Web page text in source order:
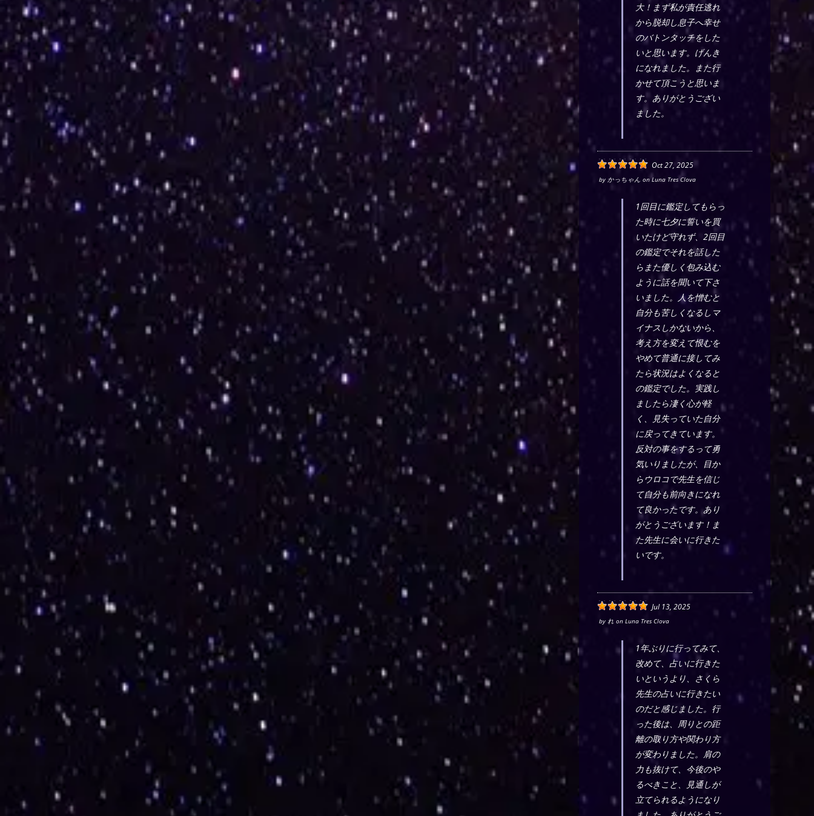
大！まず私が責任逃れ
から脱却し息子へ幸せ
のバトンタッチをした
いと思います。げんき
になれました。また行
かせて頂こうと思いま
す。ありがとうござい
ました。
Oct 27, 2025
by かっちゃん onLuna Tres Clova
1回目に鑑定してもらっ
た時に七夕に誓いを買
いたけど守れず、2回目
の鑑定でそれを話した
らまた優しく包み込む
ように話を聞いて下さ
いました。人を憎むと
自分も苦しくなるしマ
イナスしかないから、
考え方を変えて恨むを
やめて普通に接してみ
たら状況はよくなると
の鑑定でした。実践し
ましたら凄く心が軽
く、見失っていた自分
に戻ってきています。
反対の事をするって勇
気いりましたが、目か
らウロコで先生を信じ
て自分も前向きになれ
て良かったです。あり
がとうございます！ま
た先生に会いに行きた
いです。
Jul 13, 2025
by れ on Luna Tres Clova
1年ぶりに行ってみて、
改めて、占いに行きた
いというより、さくら
先生の占いに行きたい
のだと感じました。行
った後は、周りとの距
離の取り方や関わり方
が変わりました。肩の
力も抜けて、今後のや
るべきこと、見通しが
立てられるようになり